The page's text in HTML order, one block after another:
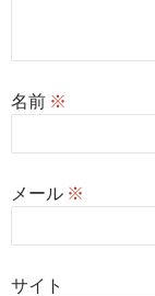
名前 ※
メール ※
サイト